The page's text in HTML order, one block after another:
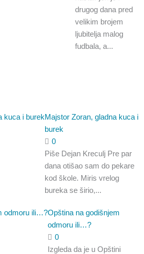
drugog dana pred
velikim brojem
ljubitelja malog
fudbala, a...
Majstor Zoran, gladna kuca i
burek
0
Piše Dejan Kreculj Pre par
dana otišao sam do pekare
kod škole. Miris vrelog
bureka se širio,...
Opština na godišnjem
odmoru ili…?
0
Izgleda da je u Opštini